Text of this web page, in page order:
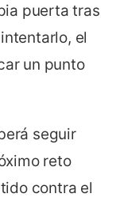
puerta tras
el
un punto
seguir
reto
contra el